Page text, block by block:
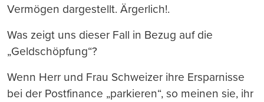
Vermögen dargestellt. Ärgerlich!.
Was zeigt uns dieser Fall in Bezug auf die
„Geldschöpfung“?
Wenn Herr und Frau Schweizer ihre Ersparnisse
bei der Postfinance „parkieren“, so meinen sie, ihr